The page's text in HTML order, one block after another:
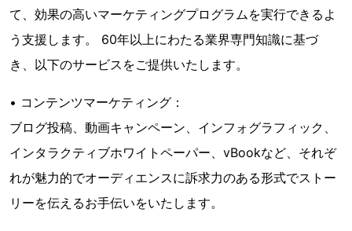
て、効果の高いマーケティングプログラムを実行できるよ
う支援します。 60年以上にわたる業界専門知識に基づ
き、以下のサービスをご提供いたします。
• コンテンツマーケティング：
ブログ投稿、動画キャンペーン、インフォグラフィック、
インタラクティブホワイトペーパー、vBookなど、それぞ
れが魅力的でオーディエンスに訴求力のある形式でストー
リーを伝えるお手伝いをいたします。